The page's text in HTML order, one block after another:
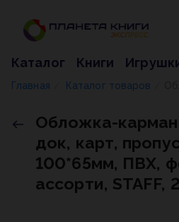
Каталог Книги
Главная Каталог товаров
Обложка-
док, карт,
100*65мм, ПВХ,
ассорти, STAFF,